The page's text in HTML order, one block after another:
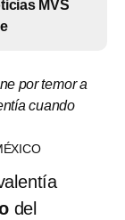
MVS
por temor a
cuando
del